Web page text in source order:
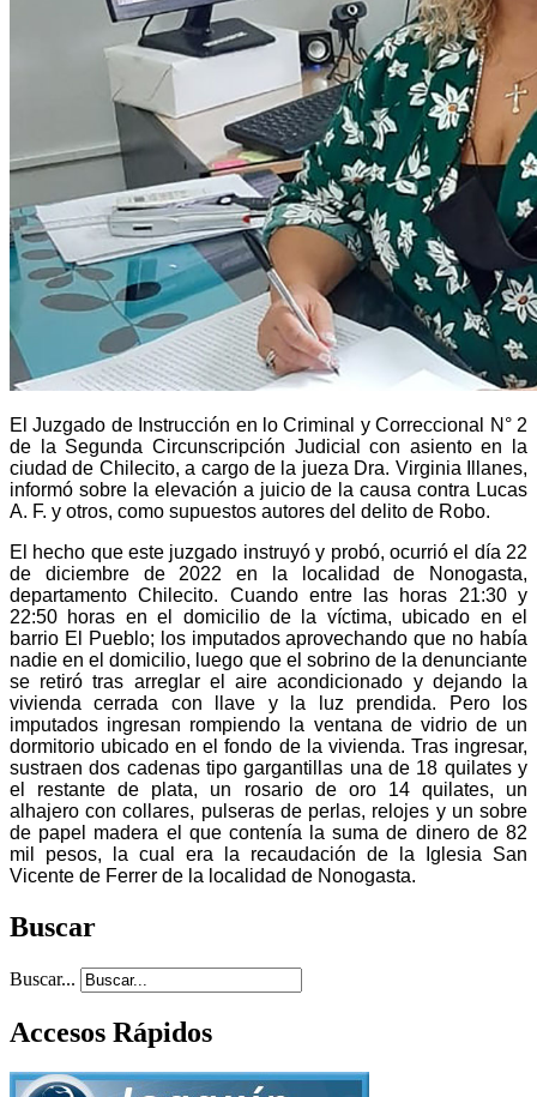
El Juzgado de Instrucción en lo Criminal y Correccional N° 2
de la Segunda Circunscripción Judicial con asiento en la
ciudad de Chilecito, a cargo de la jueza Dra. Virginia Illanes,
informó sobre la elevación a juicio de la causa contra Lucas
A. F. y otros, como supuestos autores del delito de Robo.
El hecho que este juzgado instruyó y probó, ocurrió el día 22
de diciembre de 2022 en la localidad de Nonogasta,
departamento Chilecito. Cuando entre las horas 21:30 y
22:50 horas en el domicilio de la víctima, ubicado en el
barrio El Pueblo; los imputados aprovechando que no había
nadie en el domicilio, luego que el sobrino de la denunciante
se retiró tras arreglar el aire acondicionado y dejando la
vivienda cerrada con llave y la luz prendida. Pero los
imputados ingresan rompiendo la ventana de vidrio de un
dormitorio ubicado en el fondo de la vivienda. Tras ingresar,
sustraen dos cadenas tipo gargantillas una de 18 quilates y
el restante de plata, un rosario de oro 14 quilates, un
alhajero con collares, pulseras de perlas, relojes y un sobre
de papel madera el que contenía la suma de dinero de 82
mil pesos, la cual era la recaudación de la Iglesia San
Vicente de Ferrer de la localidad de Nonogasta.
Buscar
Buscar...
Accesos Rápidos